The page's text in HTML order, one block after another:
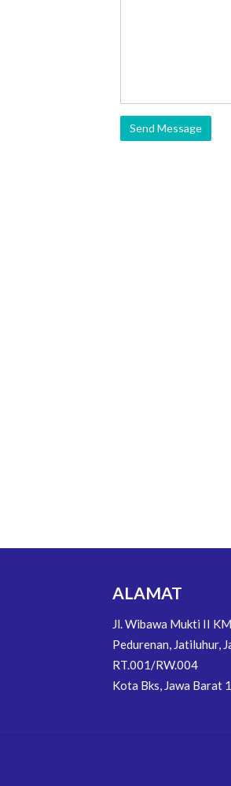
ALAMAT
Jl. Wibawa Mukti II
Pedurenan, Jatiluhur,
RT.001/RW.004
Kota Bks, Jawa Barat